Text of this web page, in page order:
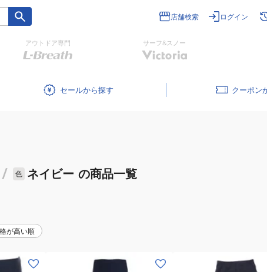
店舗検索 ログイン
アウトドア専門 サーフ&スノー
セール クーポン
/ 色 ネイビー の商品一覧
が高い順